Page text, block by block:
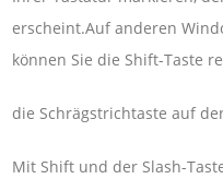
erscheint.Auf anderen
können Sie die Shift-Taste
die Schrägstrichtaste auf
Mit Shift und der Slash-